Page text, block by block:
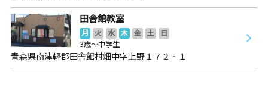
田舎館教室
月 火 水 木 金 土
日
3歳～中学生
青森県南津軽郡田舎館村畑中字上野１７２‐１